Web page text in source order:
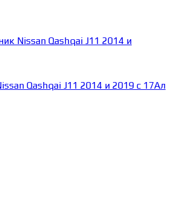
Qashqai J11 2014 и 2019 с 17Ал